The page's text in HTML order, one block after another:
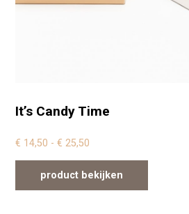
It’s Candy Time
€ 14,50 - € 25,50
product bekijken